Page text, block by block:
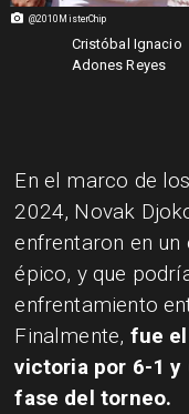
@2010MisterChip
Cristóbal Ignacio
Adones Reyes
​En el marco de
2024, Novak
enfrentaron en
épico, y que
enfrentamiento
Finalmente, fue
victoria por 6-1 y
fase del torneo.